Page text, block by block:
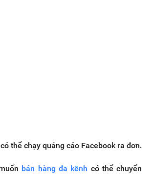
thể chạy quảng cáo Facebook ra đơn.
bán hàng đa kênh có thể chuyển